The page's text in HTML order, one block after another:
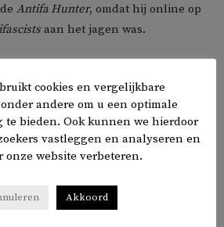
Antifa Hunter, omdat hij online op
aan het jagen was.
misschien ooit zou vergeven.
die dag’, voegde Gathers eraan toe.
en anderen zoals jij
cookies en vergelijkbare
andere om u een optimale
te bieden. Ook kunnen we hierdoor
vastleggen en analyseren en
onze website verbeteren.
Akkoord